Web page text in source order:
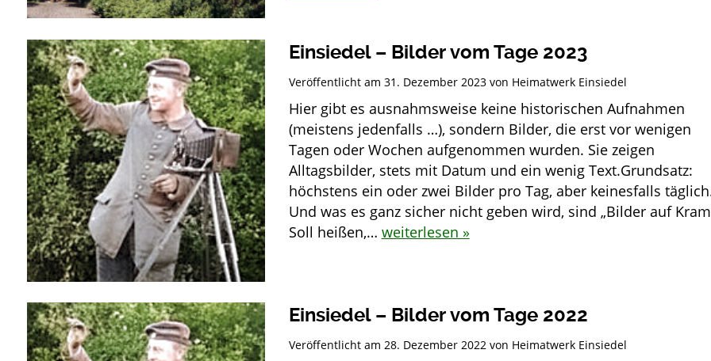
Einsiedel – Bilder vom Tage 2023
Veröffentlicht am 31. Dezember 2023von Heimatwerk Einsiedel
Hier gibt es ausnahmsweise keine historischen Aufnahmen
(meistens jedenfalls …), sondern Bilder, die erst vor wenigen
Tagen oder Wochen aufgenommen wurden. Sie zeigen
Alltagsbilder, stets mit Datum und ein wenig Text.Grundsatz:
höchstens ein oder zwei Bilder pro Tag, aber keinesfalls
Und was es ganz sicher nicht geben wird, sind „Bilder auf
Soll heißen,… weiterlesen »
Einsiedel – Bilder vom Tage 2022
Veröffentlicht am 28. Dezember 2022von Heimatwerk Einsiedel